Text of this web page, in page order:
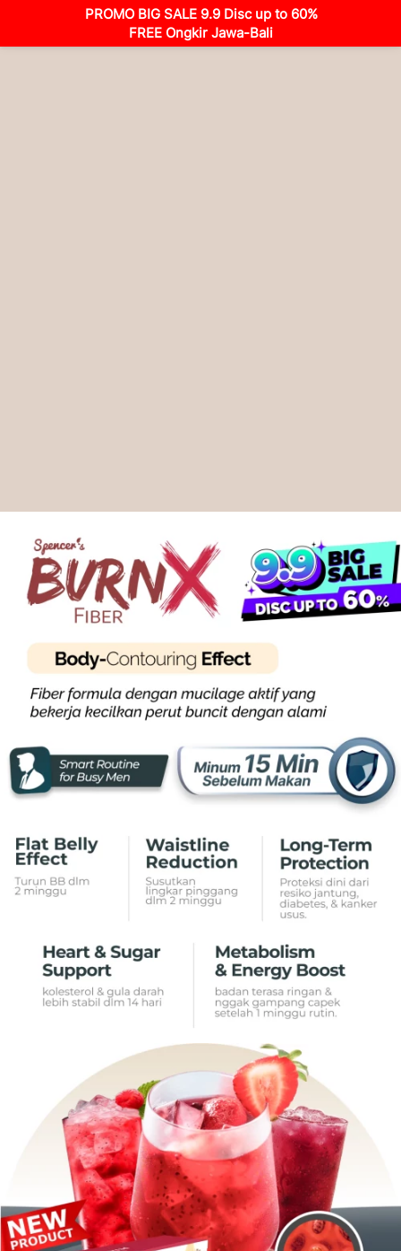
PROMO BIG SALE 9.9 Disc up to 60%
FREE Ongkir Jawa-Bali